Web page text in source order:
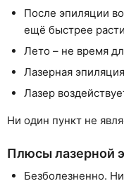
После эпиляции
ещё быстрее
Лето – не время
Лазерная
Лазер
Ни один пункт не
Плюсы лазерной
Безболезненно.